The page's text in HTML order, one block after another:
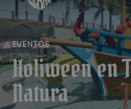
EVENTOS
Holiween en
Natura
¡Comprobar